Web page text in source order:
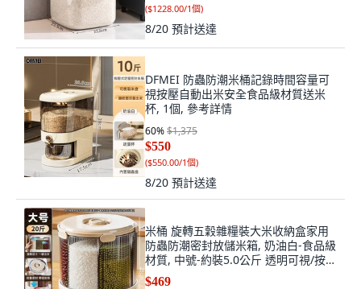
($1228.00/1個)
8/20 預計送達
DFMEI 防蟲防潮米桶記錄時間容量可
視按壓自動出米安全食品級材質送米
杯, 1個, 參考詳情
60%$1,375
$550
($550.00/1個)
8/20 預計送達
米桶 旋轉五穀雜糧裝大米收納盒家用
防蟲防潮密封放儲米箱, 奶油白-食品級
材質, 中號-約裝5.0公斤 透明可視/按壓
出, 1個
$469